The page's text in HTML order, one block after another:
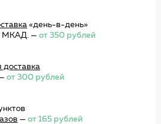
«день-в-день»
МКАД. — от 350 рублей
доставка
от 300 рублей
— от 165 рублей